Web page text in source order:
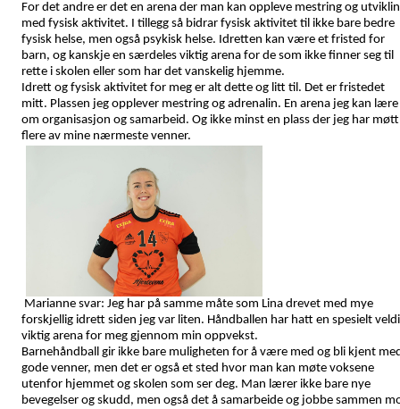
For det andre er det en arena der man kan oppleve mestring og
med fysisk aktivitet. I tillegg så bidrar fysisk aktivitet til ikke bare bedre
fysisk helse, men også psykisk helse. Idretten kan være et fristed for
barn, og kanskje en særdeles viktig arena for de som ikke finner seg til
rette i skolen eller som har det vanskelig hjemme.
Idrett og fysisk aktivitet for meg er alt dette og litt til. Det er fristedet
mitt. Plassen jeg opplever mestring og adrenalin. En arena jeg kan lære
om organisasjon og samarbeid. Og ikke minst en plass der jeg har møtt
flere av mine nærmeste venner.
Marianne svar: Jeg har på samme måte som Lina drevet med mye
forskjellig idrett siden jeg var liten. Håndballen har hatt en spesielt
viktig arena for meg gjennom min oppvekst.
Barnehåndball gir ikke bare muligheten for å være med og bli kjent
gode venner, men det er også et sted hvor man kan møte voksene
utenfor hjemmet og skolen som ser deg. Man lærer ikke bare nye
bevegelser og skudd, men også det å samarbeide og jobbe sammen